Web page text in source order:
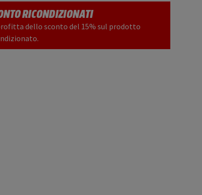
RICONDIZIONATI
dello sconto del 15% sul prodotto